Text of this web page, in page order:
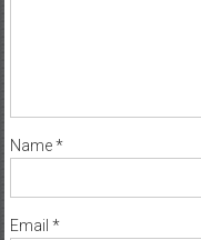
Name*
Email *